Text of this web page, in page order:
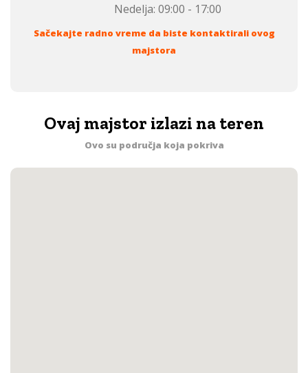
Nedelja: 09:00 - 17:00
Sačekajte radno vreme da biste kontaktirali ovog
majstora
Ovaj majstor izlazi na teren
Ovo su područja koja pokriva